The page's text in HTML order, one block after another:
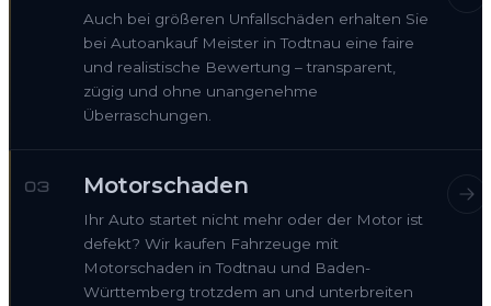
Auch bei größeren Unfallschäden erhalten Sie
bei Autoankauf Meister in Todtnau eine faire
und realistische Bewertung – transparent,
zügig und ohne unangenehme
Überraschungen.
03 Motorschaden
Ihr Auto startet nicht mehr oder der Motor ist
defekt? Wir kaufen Fahrzeuge mit
Motorschaden in Todtnau und Baden-
Württemberg trotzdem an und unterbreiten